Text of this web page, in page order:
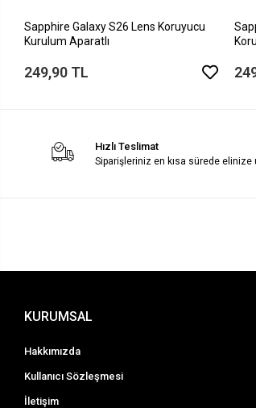
Sapphire Galaxy S26 Lens Koruyucu
Kurulum Aparatlı
249,90 TL
Hızlı Teslimat
Siparişleriniz en kısa sürede elinize
KURUMSAL
Hakkımızda
Kullanıcı Sözleşmesi
İletişim